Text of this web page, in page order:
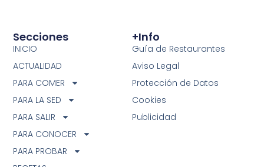
+info
Guía de Restaurantes
Aviso Legal
Protección de Datos
Cookies
Publicidad
Secciones
INICIO
ACTUALIDAD
PARA COMER
PARA LA SED
PARA SALIR
PARA CONOCER
PARA PROBAR